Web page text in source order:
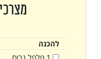
להכנה